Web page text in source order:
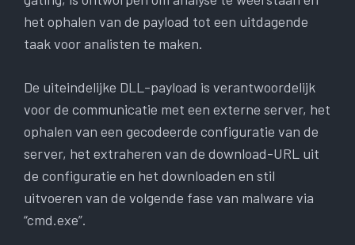
het ophalen van de payload tot een uitdagende
taak voor analisten te maken.
De uiteindelijke DLL-payload is verantwoordelijk
voor de communicatie met een externe server, het
ophalen van een gecodeerde configuratie van de
server, het extraheren van de download-URL uit
de configuratie en het downloaden en stil
uitvoeren van de volgende fase van malware via
“cmd.exe”.